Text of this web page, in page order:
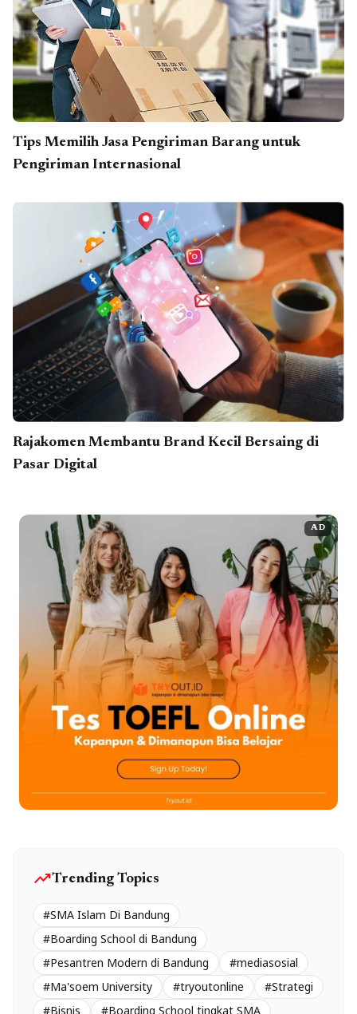
Tips Memilih Jasa Pengiriman Barang untuk
Pengiriman Internasional
Rajakomen Membantu Brand Kecil Bersaing di
Pasar Digital
AD
trending_upTrending Topics
#SMA Islam Di Bandung
#Boarding School di Bandung
#Pesantren Modern di Bandung
#mediasosial
#Ma'soem University
#tryoutonline
#Strategi
#Bisnis
#Boarding School tingkat SMA